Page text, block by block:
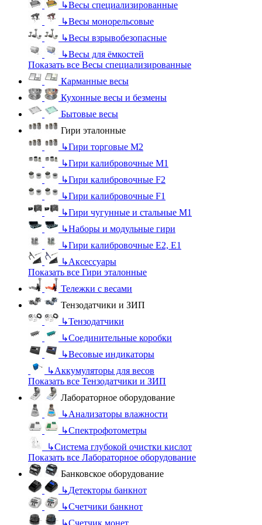
↳Весы специализированные
↳Весы монорельсовые
↳Весы взрывобезопасные
↳Весы для ёмкостей
Показать все Весы специализированные
Карманные весы
Кухонные весы и безмены
Бытовые весы
Гири эталонные
↳Гири торговые М2
↳Гири калибровочные М1
↳Гири калибровочные F2
↳Гири калибровочные F1
↳Гири чугунные и стальные М1
↳Наборы и модульные гири
↳Гири калибровочные E2, Е1
↳Аксессуары
Показать все Гири эталонные
Тележки с весами
Тензодатчики и ЗИП
↳Тензодатчики
↳Соединительные коробки
↳Весовые индикаторы
↳Аккумуляторы для весов
Показать все Тензодатчики и ЗИП
Лабораторное оборудование
↳Анализаторы влажности
↳Спектрофотометры
↳Система глубокой очистки кислот
Показать все Лабораторное оборудование
Банковское оборудование
↳Детекторы банкнот
↳Счетчики банкнот
↳Счетчик монет